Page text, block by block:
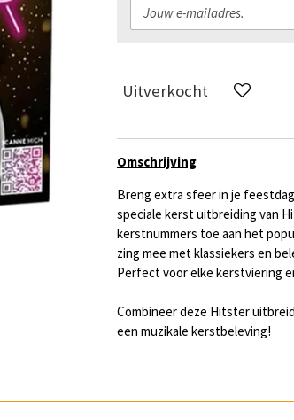
Uitverkocht
Omschrijving
Breng extra sfeer in je
speciale kerst uitbreiding van
kerstnummers toe aan het
zing mee met klassiekers en
Perfect voor elke kerstviering
Combineer deze Hitster
een muzikale kerstbeleving!